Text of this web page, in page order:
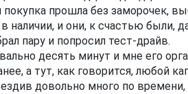
покупка прошла без заморочек,
наличии, и они, к счастью были,
пару и попросил тест-драйв.
десять минут и мне его
а тут, как говорится, любой
довольно много по